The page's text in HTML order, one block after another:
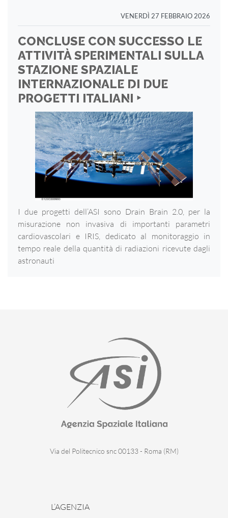
VENERDÌ 27 FEBBRAIO 2026
CONCLUSE CON SUCCESSO LE
ATTIVITÀ SPERIMENTALI SULLA
STAZIONE SPAZIALE
INTERNAZIONALE DI DUE
PROGETTI ITALIANI ‣
I due progetti dell’ASI sono Drain Brain 2.0, per la
misurazione non invasiva di importanti parametri
cardiovascolari e IRIS, dedicato al monitoraggio in
tempo reale della quantità di radiazioni ricevute dagli
astronauti
Via del Politecnico snc 00133 - Roma (RM)
L’AGENZIA